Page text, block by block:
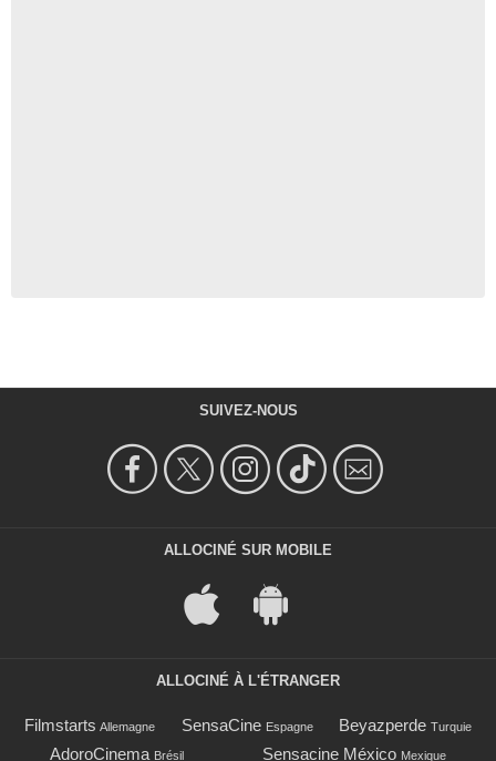
SUIVEZ-NOUS
ALLOCINÉ SUR MOBILE
ALLOCINÉ À L'ÉTRANGER
Filmstarts Allemagne SensaCine Espagne Beyazperde Turquie
AdoroCinema Brésil Sensacine México Mexique